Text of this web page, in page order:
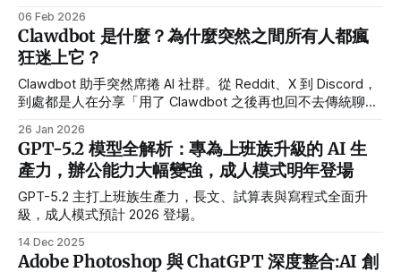
06 Feb 2026
Clawdbot 是什麼？為什麼突然之間所有人都瘋
狂迷上它？
Clawdbot 助手突然席捲 AI 社群。從 Reddit、X 到 Discord，
到處都是人在分享「用了 Clawdbot 之後再也回不去傳統聊天
26 Jan 2026
GPT-5.2 模型全解析：專為上班族升級的 AI 生
產力，辦公能力大幅變強，成人模式明年登場
GPT-5.2 主打上班族生產力，長文、試算表與寫程式全面升
級，成人模式預計 2026 登場。
14 Dec 2025
Adobe Photoshop 與 ChatGPT 深度整合:AI 創